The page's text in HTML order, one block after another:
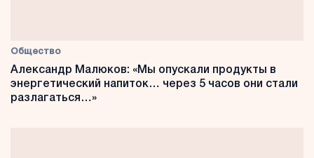
Общество
Александр Малюков: «Мы опускали продукты в
энергетический напиток… через 5 часов они стали
разлагаться…»